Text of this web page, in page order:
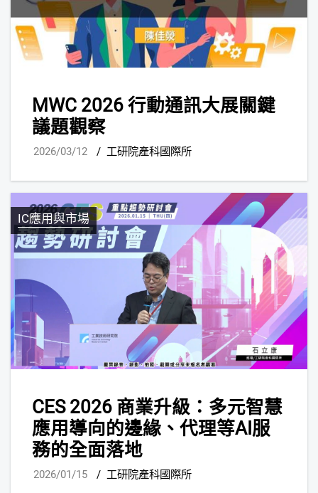
MWC 2026 行動通訊大展關鍵
議題觀察
2026/03/12 / 工研院產科國際所
IC應用與市場
CES 2026 商業升級：多元智慧
應用導向的邊緣、代理等AI服
務的全面落地
2026/01/15 / 工研院產科國際所